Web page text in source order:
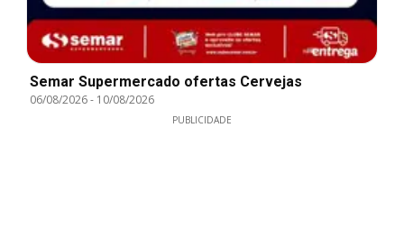
Semar Supermercado ofertas Cervejas
06/08/2026- 10/08/2026
PUBLICIDADE